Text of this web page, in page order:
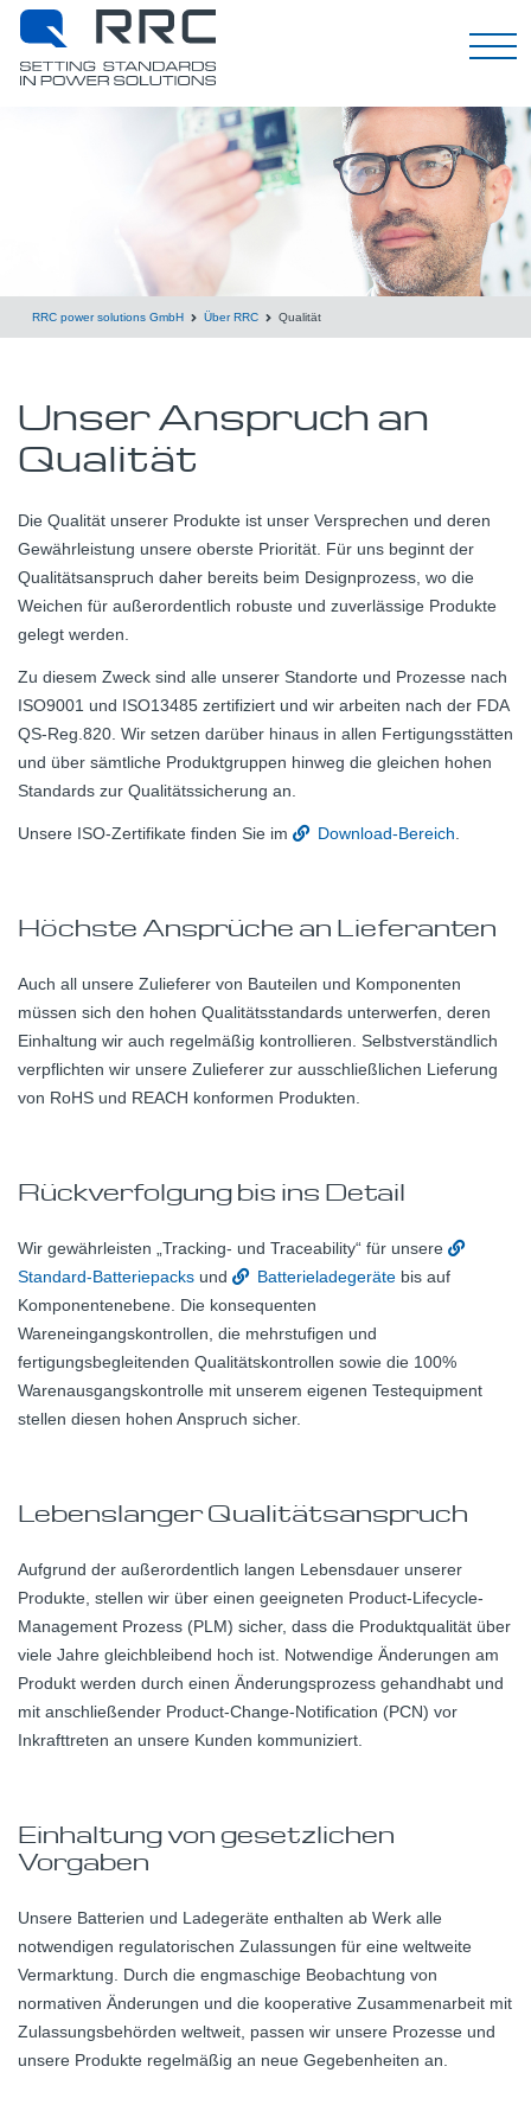
Deutsch
RRC power solutions GmbH Über RRC Qualität
Unser Anspruch an
Qualität
Die Qualität unserer Produkte ist unser Versprechen und deren
Gewährleistung unsere oberste Priorität. Für uns beginnt der
Qualitätsanspruch daher bereits beim Designprozess, wo die
Weichen für außerordentlich robuste und zuverlässige Produkte
gelegt werden.
Zu diesem Zweck sind alle unserer Standorte und Prozesse nach
ISO9001 und ISO13485 zertifiziert und wir arbeiten nach der FDA
QS-Reg.820. Wir setzen darüber hinaus in allen Fertigungsstätten
und über sämtliche Produktgruppen hinweg die gleichen hohen
Standards zur Qualitätssicherung an.
Unsere ISO-Zertifikate finden Sie im Download-Bereich
Höchste Ansprüche an Lieferanten
Auch all unsere Zulieferer von Bauteilen und Komponenten
müssen sich den hohen Qualitätsstandards unterwerfen, deren
Einhaltung wir auch regelmäßig kontrollieren. Selbstverständlich
verpflichten wir unsere Zulieferer zur ausschließlichen Lieferung
von RoHS und REACH konformen Produkten.
Rückverfolgung bis ins Detail
Wir gewährleisten „Tracking- und Traceability“ für unsere
Standard-Batteriepacks und Batterieladegeräte bis auf
Komponentenebene. Die konsequenten
Wareneingangskontrollen, die mehrstufigen und
fertigungsbegleitenden Qualitätskontrollen sowie die 100%
Warenausgangskontrolle mit unserem eigenen Testequipment
stellen diesen hohen Anspruch sicher.
Lebenslanger Qualitätsanspruch
Aufgrund der außerordentlich langen Lebensdauer unserer
Produkte, stellen wir über einen geeigneten Product-Lifecycle-
Management Prozess (PLM) sicher, dass die Produktqualität über
viele Jahre gleichbleibend hoch ist. Notwendige Änderungen am
Produkt werden durch einen Änderungsprozess gehandhabt und
mit anschließender Product-Change-Notification (PCN) vor
Inkrafttreten an unsere Kunden kommuniziert.
Einhaltung von gesetzlichen
Vorgaben
Unsere Batterien und Ladegeräte enthalten ab Werk alle
notwendigen regulatorischen Zulassungen für eine weltweite
Vermarktung. Durch die engmaschige Beobachtung von
normativen Änderungen und die kooperative Zusammenarbeit mit
Zulassungsbehörden weltweit, passen wir unsere Prozesse und
unsere Produkte regelmäßig an neue Gegebenheiten an.